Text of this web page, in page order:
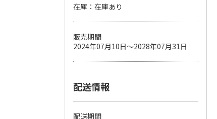
ペット線香 虹のか
なた フルーティフ
ローラルの香り
えBOX とりささ
在庫：在庫あり
販売期間
2024年07月10日～2028年07月31日
配送情報
配送期間